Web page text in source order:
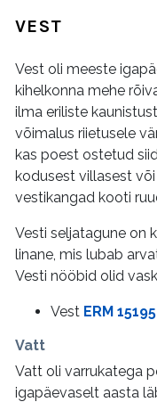
VEST
Vest oli meeste
kihelkonna mehe
ilma eriliste
võimalus riietusele
kas poest ostetud
kodusest villasest
vestikangad kooti
Vesti seljatagune on
linane, mis lubab
Vesti nööbid olid
Vest ERM 15195
Vatt
Vatt oli varrukatega
igapäevaselt aasta